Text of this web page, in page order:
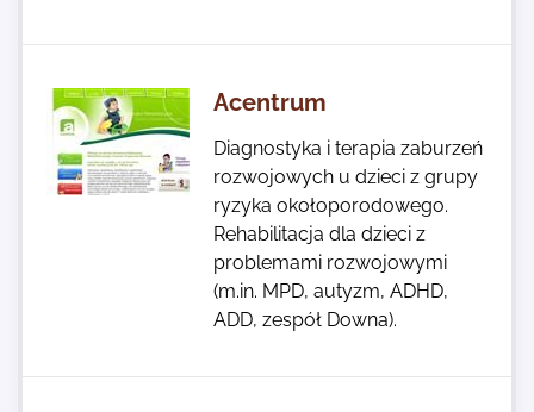
Acentrum
Diagnostyka i terapia zaburzeń
rozwojowych u dzieci z grupy
ryzyka okołoporodowego.
Rehabilitacja dla dzieci z
problemami rozwojowymi
(m.in. MPD, autyzm, ADHD,
ADD, zespół Downa).